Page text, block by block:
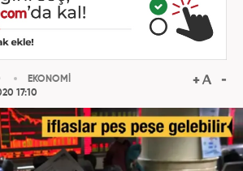
17:10
EKONOMİ